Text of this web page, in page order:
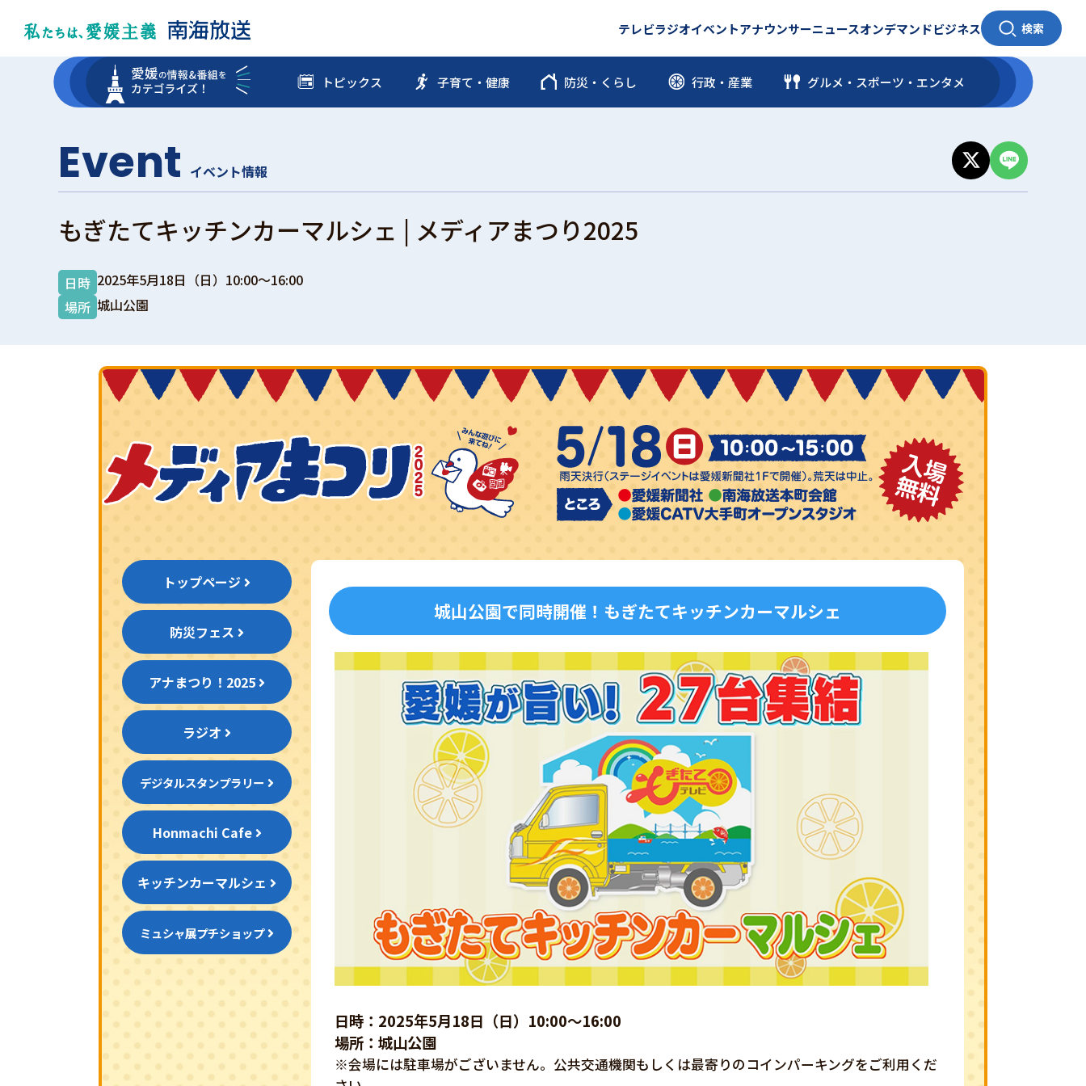
テレビラジオイベントアナウンサーニュースオンデマンドビジネス 検索
トピックス 子育て・健康 防災・くらし 行政・産業 グルメ・スポーツ ・ エンタメ
Event イベント情報
もぎたてキッチンカーマルシェ | メディアまつり2025
日時 2025年5月18日（日）10:00～16:00
場所 城山公園
トップページ
防災フェス
アナまつり！2025
ラジオ
デジタルスタンプラリー
Honmachi Cafe
キッチンカーマルシェ
ミュシャ展プチショップ
城山公園で同時開催！もぎたてキッチンカーマルシェ
日時：2025年5月18日（日）10:00～16:00
場所：城山公園
※会場には駐車場がございません。公共交通機関もしくは最寄りのコインパーキングをご利用くだ